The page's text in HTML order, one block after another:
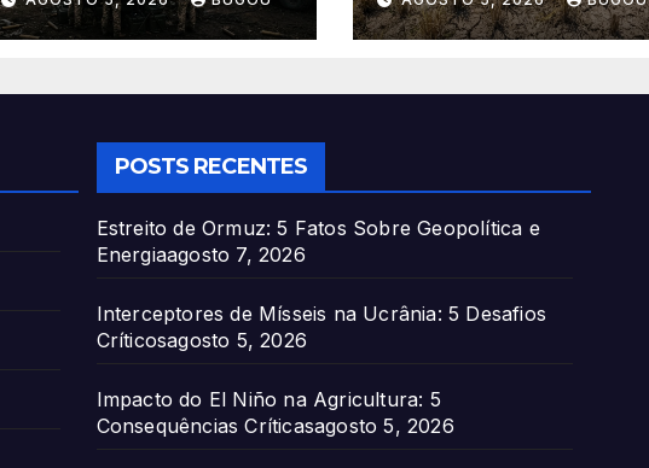
Críticas
POSTS RECENTES
Estreito de Ormuz: 5 Fatos Sobre Geopolítica e
Energiaagosto 7, 2026
Interceptores de Mísseis na Ucrânia: 5 Desafios
Críticosagosto 5, 2026
Impacto do El Niño na Agricultura: 5
Consequências Críticasagosto 5, 2026